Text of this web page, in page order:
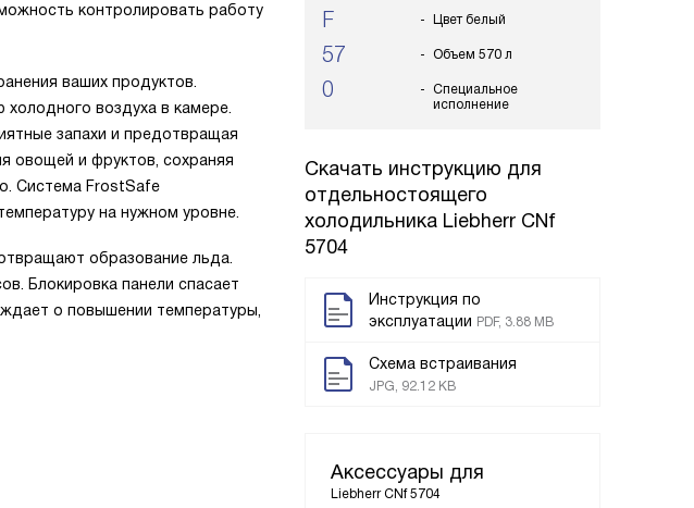
F Цвет белый
57 Объем 570 л
0
Специальное
исполнение
Скачать инструкцию для
отдельностоящего
холодильника Liebherr CNf
5704
Инструкция по
эксплуатации PDF, 3.88 MB
Схема встраивания
JPG, 92.12 KB
Аксессуары для
Liebherr CNf 5704
контролировать работу
ваших продуктов.
воздуха в камере.
запахи и предотвращая
овощей и фруктов, сохраняя
Система FrostSafe
на нужном уровне.
образование льда.
Блокировка панели спасает
о повышении температуры,